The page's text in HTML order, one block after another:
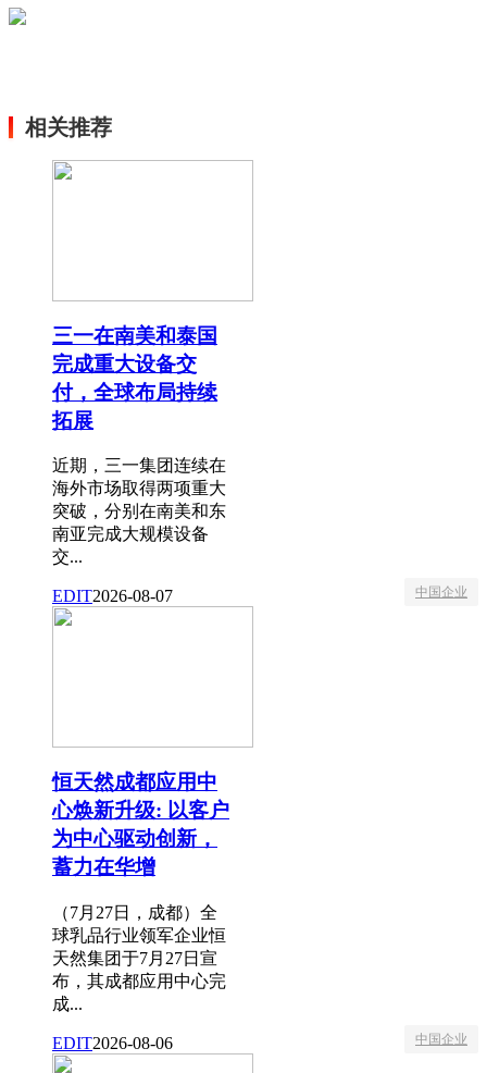
相关推荐
三一在南美和泰国
完成重大设备交
付，全球布局持续
拓展
近期，三一集团连续在
海外市场取得两项重大
突破，分别在南美和东
南亚完成大规模设备
交...
EDIT2026-08-07 中国企业
恒天然成都应用中
心焕新升级: 以客户
为中心驱动创新，
蓄力在华增
（7月27日，成都）全
球乳品行业领军企业恒
天然集团于7月27日宣
布，其成都应用中心完
成...
EDIT2026-08-06 中国企业